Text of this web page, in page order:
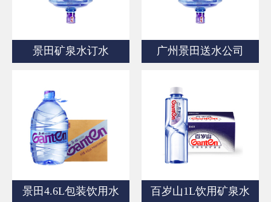
景田矿泉水订水 广州景田送水公司
景田4.6L包装饮用水 百岁山1L饮用矿泉水